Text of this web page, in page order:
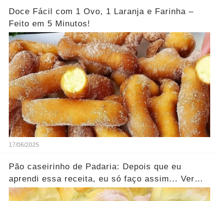
Doce Fácil com 1 Ovo, 1 Laranja e Farinha –
Feito em 5 Minutos!
17/06/2025
Pão caseirinho de Padaria: Depois que eu
aprendi essa receita, eu só faço assim... Ver
mais